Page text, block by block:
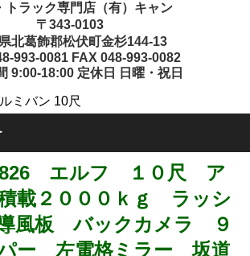
トラック専門店（有）キャン
〒343-0103
北葛飾郡松伏町金杉144-13
993-0081 FAX 048-993-0082
9:00-18:00 定休日 日曜・祝日
ミバン 10尺
エルフ １０尺 ア
載２０００ｋｇ ラッシ
風板 バックカメラ ９
パー 左電格ミラー 坂道